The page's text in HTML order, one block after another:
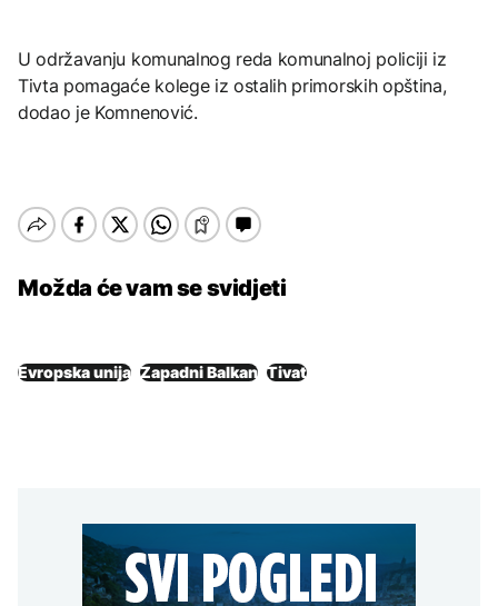
U održavanju komunalnog reda komunalnoj policiji iz
Tivta pomagaće kolege iz ostalih primorskih opština,
dodao je Komnenović.
Možda će vam se svidjeti
Evropska unija Zapadni Balkan Tivat